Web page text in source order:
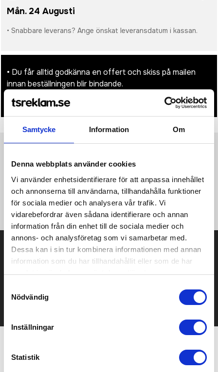
Samtycke Information Om
Denna webbplats använder cookies
Vi använder enhetsidentifierare för att anpassa innehållet
och annonserna till användarna, tillhandahålla funktioner
för sociala medier och analysera vår trafik. Vi
vidarebefordrar även sådana identifierare och annan
information från din enhet till de sociala medier och
annons- och analysföretag som vi samarbetar med.
Dessa kan i sin tur kombinera informationen med annan
information som du har tillhandahållit eller som de har
samlat in när du har använt deras tjänster.
Nödvändig
Inställningar
Statistik
Mån. 24 Augusti
• Snabbare leverans? Ange önskat leveransdatum i kassan.
• Du får alltid godkänna en offert och skiss på mailen
innan beställningen blir bindande.
• Tryckfil/er logo laddas upp i kassan.
·380 g/m² ·100% Polyester (380 series anti-pill Symmetry
Fleece) ·Fleece cuffs ·2 zipped lower pockets ·Adjustable
shockcord hem
Prisuppgift på mailen?
mailen.
Relaterade produkter